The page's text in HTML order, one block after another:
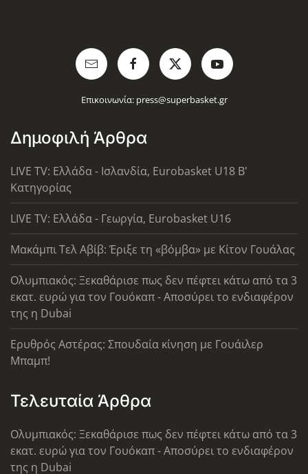
Επικοινωνία: press@superbasket.gr
Δημοφιλή Άρθρα
LIVE TV: Ελλάδα - Ισλανδία, Eurobasket U18 Β'
Κατηγορίας
LIVE TV: Ελλάδα - Γεωργία, Eurobasket U16
Μακάμπι Τελ Αβίβ: Έριξε τη «βόμβα» με Κίτον Γουάλας
Ολυμπιακός: Ξεκαθάρισε πως δεν πέφτει κάτω από τα 3
εκατ. ευρώ για τον Γουόκαπ - Αποσύρει το ενδιαφέρον
της η Dubai
Ερυθρός Αστέρας: Σπουδαία κίνηση με Γουάιλερ
Μπαμπ!
Τελευταία Άρθρα
Ολυμπιακός: Ξεκαθάρισε πως δεν πέφτει κάτω από τα 3
εκατ. ευρώ για τον Γουόκαπ - Αποσύρει το ενδιαφέρον
της η Dubai